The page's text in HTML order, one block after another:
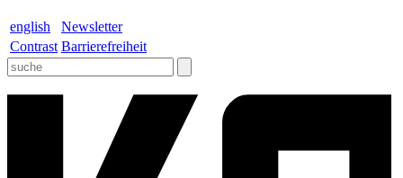
english
Newsletter
Contrast Barrierefreiheit